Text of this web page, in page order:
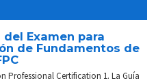
Examen para
de Fundamentos de
Professional Certification 1. La Guía